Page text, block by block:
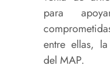
para
entre ellas,
del MAP.